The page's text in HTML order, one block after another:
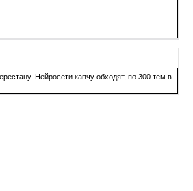
Нейросети капчу обходят, по 300 тем в